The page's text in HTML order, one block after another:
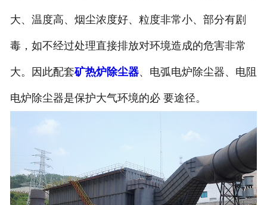
大、温度高、烟尘浓度好、粒度非常小、部分有剧
毒，如不经过处理直接排放对环境造成的危害非常
大。因此配套矿热炉除尘器、电弧电炉除尘器、电阻
电炉除尘器是保护大气环境的必 要途径。